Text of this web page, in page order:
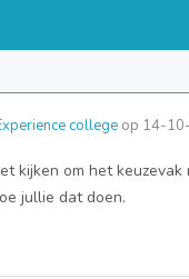
college op 14-
kijken om het
jullie dat doen.